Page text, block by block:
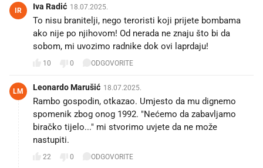
IR Iva Radić 18.07.2025.
To nisu branitelji, nego teroristi koji prijete bombama
ako nije po njihovom! Od nerada ne znaju što bi da
sobom, mi uvozimo radnike dok ovi laprdaju!
10 0 ODGOVORITE
LM Leonardo Marušić 18.07.2025.
Rambo gospodin, otkazao. Umjesto da mu dignemo
spomenik zbog onog 1992. "Nećemo da zabavljamo
biračko tijelo..." mi stvorimo uvjete da ne može
nastupiti.
22 0
ODGOVORITE